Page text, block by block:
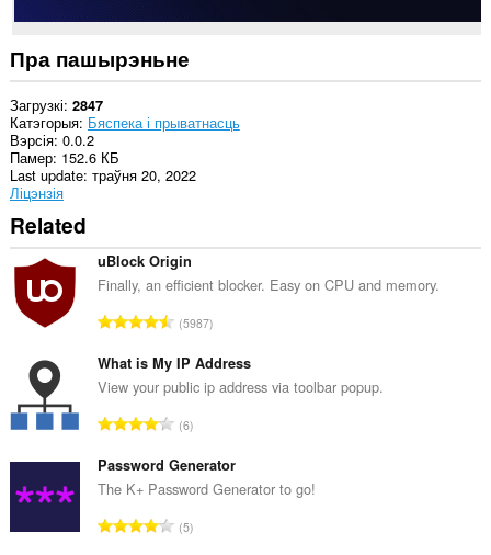
Пра пашырэньне
Загрузкі 2847
Катэгорыя Бяспека і прыватнасць
Вэрсія 0.0.2
Памер 152.6 КБ
Last update траўня 20, 2022
Ліцэнзія
Related
uBlock Origin
Finally, an efficient blocker. Easy on CPU and memory.
А
з
н
к
ў
:
5987
What is My IP Address
View your public ip address via toolbar popup.
А
з
н
к
6
Password Generator
The K+ Password Generator to go!
А5